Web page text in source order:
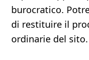
burocratico.
di restituire il
ordinarie del sito.